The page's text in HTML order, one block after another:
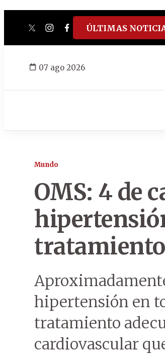
twitterinstagram
facebook
tiktokyoutube
spotify
ÚLTIMAS
07 ago 2026
Mundo
OMS: 4 de
hipertensión en
tratamiento
cardiovascular